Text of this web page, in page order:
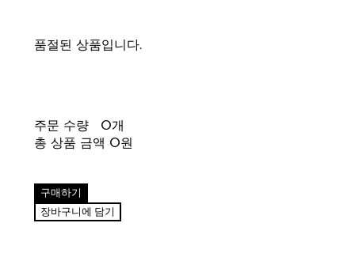
품절된 상품입니다.
주문 수량
0개
총 상품 금액 0원
구매하기
장바구니에 담기